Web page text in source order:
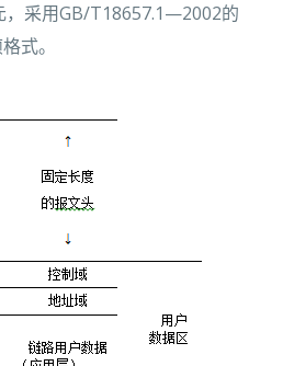
，采用GB/T18657.1—2002的
式。